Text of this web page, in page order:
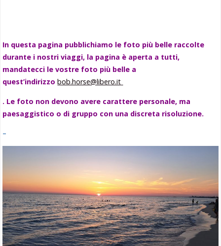
In questa pagina pubblichiamo le foto più belle raccolte
durante i nostri viaggi, la pagina è aperta a tutti,
mandatecci le vostre foto più belle a
quest’indirizzobob.horse@libero.it
. Le foto non devono avere carattere personale, ma
paesaggistico o di gruppo con una discreta risoluzione.
–